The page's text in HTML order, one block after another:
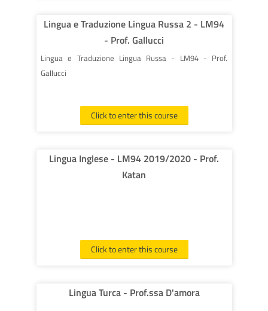
Lingua e Traduzione Lingua Russa 2 - LM94
- Prof. Gallucci
Lingua e Traduzione Lingua Russa - LM94 - Prof.
Gallucci
Click to enter this course
Lingua Inglese - LM94 2019/2020 - Prof.
Katan
Click to enter this course
Lingua Turca - Prof.ssa D'amora